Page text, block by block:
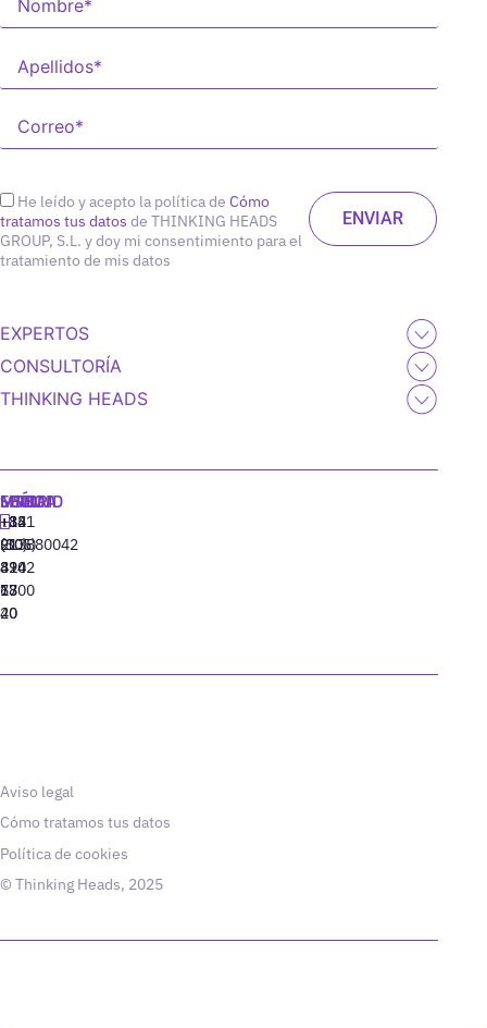
He leído y acepto la política de Cómo
tratamos tus datos de THINKING HEADS
GROUP, S.L. y doy mi consentimiento para el
tratamiento de mis datos
EXPERTOS
CONSULTORÍA
THINKING HEADS
MADRID
+34
91
310
77
40
MIAMI
+1
(305)
424
13
20
SEÚL
+82
(10)
8942
6800
LISBOA
‪+351
213880042
Aviso legal
Cómo tratamos tus datos
Política de cookies
© Thinking Heads, 2025